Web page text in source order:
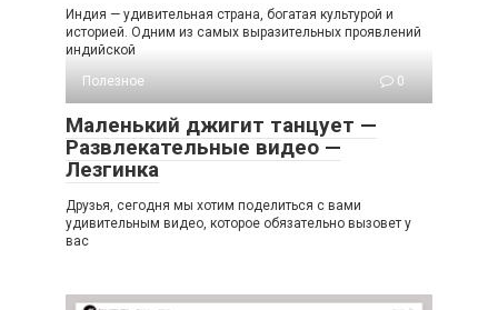
Индия — удивительная страна, богатая культурой и
историей. Одним из самых выразительных проявлений
индийской
Полезное
0
Маленький джигит танцует —
Развлекательные видео —
Лезгинка
Друзья, сегодня мы хотим поделиться с вами
удивительным видео, которое обязательно вызовет у
вас